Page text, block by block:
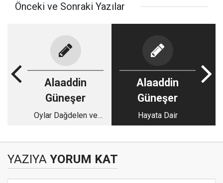
Önceki ve Sonraki Yazılar
Alaaddin
Güneşer
Oylar Dağdelen ve
Alaaddin
Güneşer
Hayata Dair
YAZIYA YORUM KAT